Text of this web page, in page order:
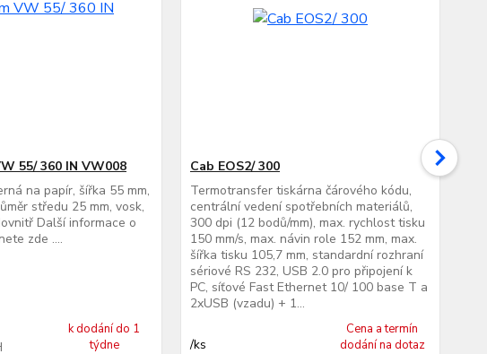
55/ 360 IN VW008
na papír, šířka 55 mm,
středu 25 mm, vosk,
Další informace o
zde ....
k dodání do 1
týdne
Cab EOS2/ 300
Termotransfer tiskárna čárového kódu,
centrální vedení spotřebních materiálů,
300 dpi (12 bodů/mm), max. rychlost tisku
150 mm/s, max. návin role 152 mm, max.
šířka tisku 105,7 mm, standardní rozhraní
sériové RS 232, USB 2.0 pro připojení k
PC, síťové Fast Ethernet 10/ 100 base T a
2xUSB (vzadu) + 1...
/ks
Cena a termín
dodání na dotaz